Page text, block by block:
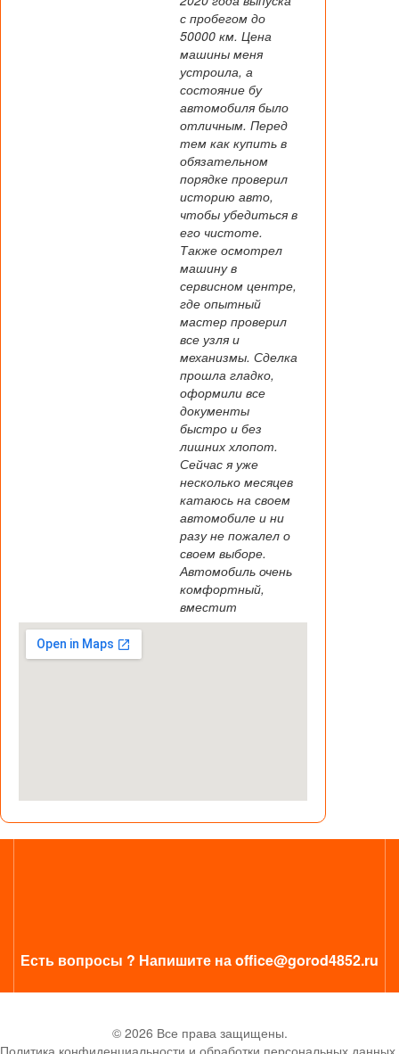
с пробегом до
50000 км. Цена
машины меня
устроила, а
состояние бу
автомобиля было
отличным. Перед
тем как купить в
обязательном
порядке проверил
историю авто,
чтобы убедиться в
его чистоте.
Также осмотрел
машину в
сервисном центре,
где опытный
мастер проверил
все узля и
механизмы. Сделка
прошла гладко,
оформили все
документы
быстро и без
лишних хлопот.
Сейчас я уже
несколько месяцев
катаюсь на своем
автомобиле и ни
разу не пожалел о
своем выборе.
Автомобиль очень
комфортный,
вместит
Есть вопросы ? Напишите на office@gorod4852.ru
© 2026 Все права защищены.
Политика конфиденциальности и обработки персональных данных